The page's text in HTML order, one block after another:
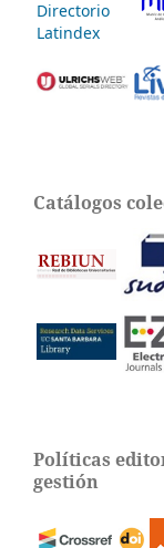
Catálogos
Políticas
gestión